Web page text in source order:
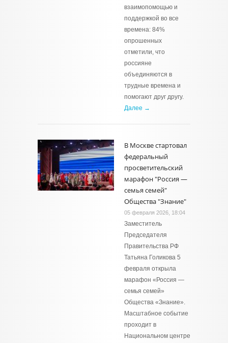
взаимопомощью и
поддержкой во все
времена: 84%
опрошенных
отметили, что
россияне
объединяются в
трудные времена и
помогают друг другу.
Далее →
В Москве стартовал
федеральный
просветительский
марафон "Россия —
семья семей"
Общества "Знание"
05 февраля 2026, 18:04
Заместитель
Председателя
Правительства РФ
Татьяна Голикова 5
февраля открыла
марафон «Россия —
семья семей»
Общества «Знание».
Масштабное событие
проходит в
Национальном центре